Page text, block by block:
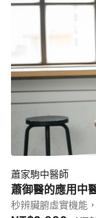
蕭家駒中醫師
蕭御醫的應用中
秒辨臟腑虛實機能